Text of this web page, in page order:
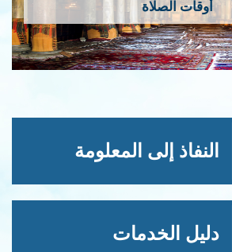
أوقات الصلاة
النفاذ إلى المعلومة
دليل الخدمات